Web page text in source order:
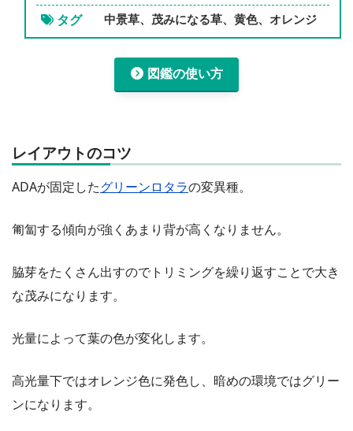
タグ 中景草、茂みになる草、黄色、オレンジ
図鑑の使い方
レイアウトのコツ
ADAが固定したグリーンロタラの変異種。
匍匐する傾向が強くあまり背が高くなりません。
脇芽をたくさん出すのでトリミングを繰り返すことで大き
な茂みになります。
光量によって葉の色が変化します。
高光量下ではオレンジ色に発色し、暗めの環境ではグリー
ンになります。